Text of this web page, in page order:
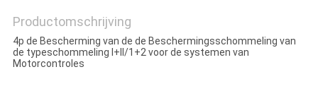
Productomschrijving
4p de Bescherming van de de Beschermingsschommeling van
de typeschommeling I+II/1+2 voor de systemen van
Motorcontroles